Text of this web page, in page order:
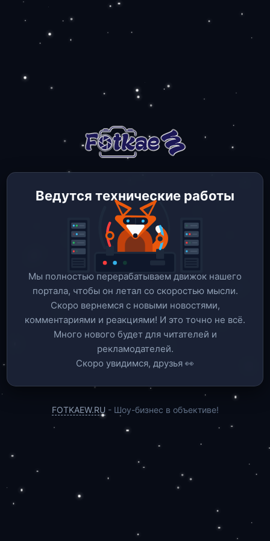
Ведутся технические работы
Мы полностью перерабатываем движок нашего
портала, чтобы он летал со скоростью мысли.
Скоро вернемся c новыми новостями,
комментариями и реакциями! И это точно не всё.
Много нового будет для читателей и
рекламодателей.
Скоро увидимся, друзья 👀
FOTKAEW.RU - Шоу-бизнес в объективе!